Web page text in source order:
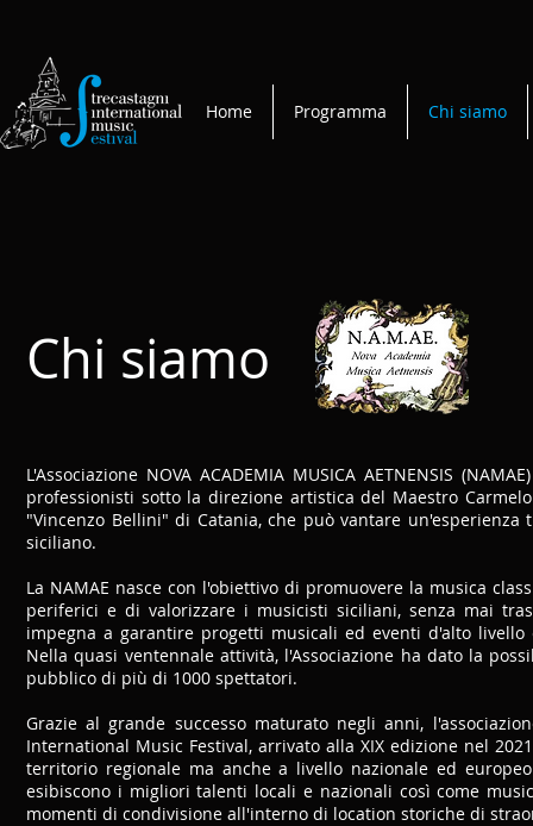
Home Programma Chi siamo
Chi siamo
L'Associazione NOVA ACADEMIA MUSICA AETNENSIS
professionisti sotto la direzione artistica del Maestro
"Vincenzo Bellini" di Catania, che può vantare
siciliano.
La NAMAE nasce con l'obiettivo di promuovere la musica
periferici e di valorizzare i musicisti siciliani, senza mai
impegna a garantire progetti musicali ed eventi d'alto
Nella quasi ventennale attività, l'Associazione ha dato la
pubblico di più di 1000 spettatori.
Grazie al grande successo maturato negli anni,
International Music Festival, arrivato alla XIX edizione nel
territorio regionale ma anche a livello nazionale ed
esibiscono i migliori talenti locali e nazionali così come
momenti di condivisione all'interno di location storiche di